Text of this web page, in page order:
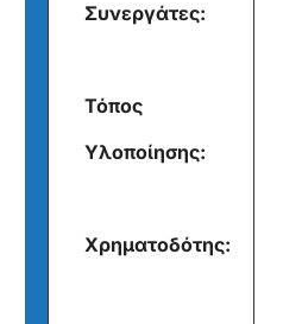
Συνεργάτες:
Τόπος
Υλοποίησης:
Xρηματοδότης: